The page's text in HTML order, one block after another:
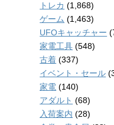
トレカ (1,868)
ゲーム (1,463)
UFOキャッチャー
家電工具 (548)
古着 (337)
イベント・セール
家電 (140)
アダルト (68)
入荷案内 (28)